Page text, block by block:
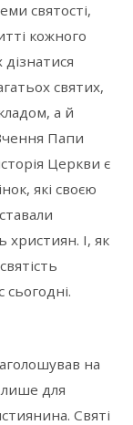
святості,
кожного
святих,
а й
Папи
Церкви є
які своєю
християн. І, як
на
для
Святі